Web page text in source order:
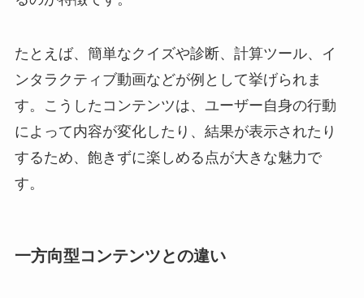
たとえば、簡単なクイズや診断、計算ツール、イ
ンタラクティブ動画などが例として挙げられま
す。こうしたコンテンツは、ユーザー自身の行動
によって内容が変化したり、結果が表示されたり
するため、飽きずに楽しめる点が大きな魅力で
す。
一方向型コンテンツとの違い